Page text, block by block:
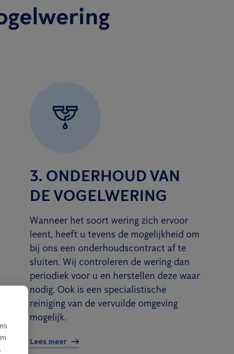
3. ONDERHOUD VAN
DE VOGELWERING
Wanneer het soort wering zich ervoor
leent, heeft u tevens de mogelijkheid om
bij ons een onderhoudscontract af te
sluiten. Wij controleren de wering dan
periodiek voor u en herstellen deze waar
nodig. Ook is een specialistische
reiniging van de vervuilde omgeving
mogelijk.
Lees meer